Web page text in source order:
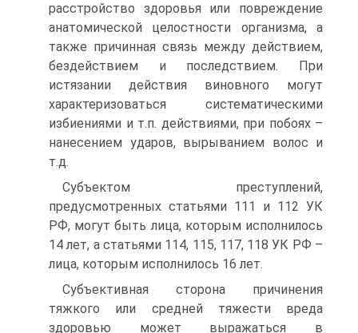
расстройство здоровья или повреждение
анатомической целостности организма, а
также причинная связь между действием,
бездействием и последствием. При
истязании действия виновного могут
характеризоваться систематическими
избиениями и т.п. действиями, при побоях –
нанесением ударов, вырыванием волос и
т.д.
Субъектом преступлений,
предусмотренных статьями 111 и 112 УК
РФ, могут быть лица, которым исполнилось
14 лет, а статьями 114, 115, 117, 118 УК РФ –
лица, которым исполнилось 16 лет.
Субъективная сторона причинения
тяжкого или средней тяжести вреда
здоровью может выражаться в